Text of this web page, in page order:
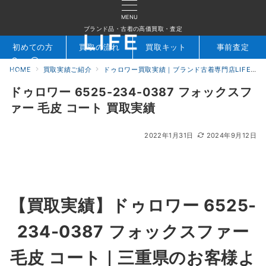
MENU
ブランド品・古着の高価買取・査定
検索 お問合せ
初めての方 買取の流れ 買取キット 事前査定
HOME 買取実績ご紹介 ドゥロワー買取実績｜ブランド古着専門店LIFE
ドゥロワー 6525-234-0387 フォックスフ
ァー 毛皮 コート 買取実績
2022年1月31日 2024年9月12日
【買取実績】ドゥロワー 6525-
234-0387 フォックスファー
毛皮 コート
｜三重県のお客様よ